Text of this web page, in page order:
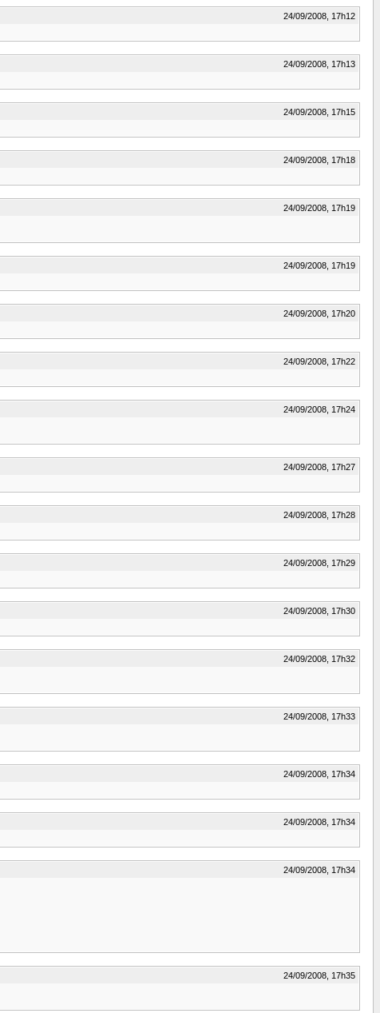
24/09/2008, 17h12
24/09/2008, 17h13
24/09/2008, 17h15
24/09/2008, 17h18
24/09/2008, 17h19
24/09/2008, 17h19
24/09/2008, 17h20
24/09/2008, 17h22
24/09/2008, 17h24
24/09/2008, 17h27
24/09/2008, 17h28
24/09/2008, 17h29
24/09/2008, 17h30
24/09/2008, 17h32
24/09/2008, 17h33
24/09/2008, 17h34
24/09/2008, 17h34
24/09/2008, 17h34
24/09/2008, 17h35